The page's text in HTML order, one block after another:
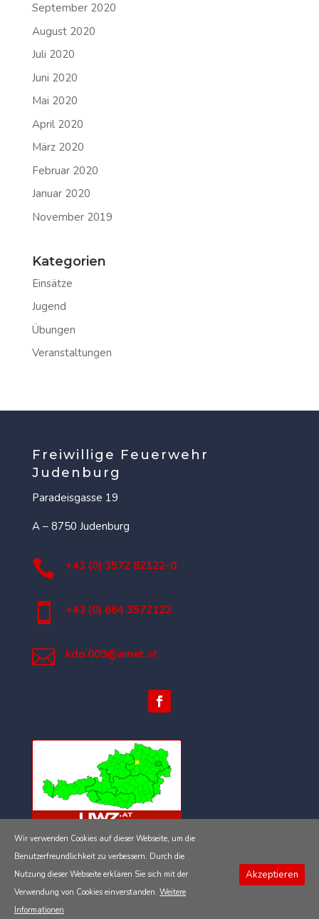
September 2020
August 2020
Juli 2020
Juni 2020
Mai 2020
April 2020
März 2020
Februar 2020
Januar 2020
November 2019
Kategorien
Einsätze
Jugend
Übungen
Veranstaltungen
Freiwillige Feuerwehr
Judenburg
Paradeisgasse 19
A – 8750 Judenburg
 +43 (0) 3572 82122-0
 +43 (0) 664 3572122
 kdo.009@ainet.at
Impressum
Wir verwenden Cookies auf dieser Webseite, um die
Benutzerfreundlichkeit zu verbessern. Durch die
Nutzung dieser Webseite erklären Sie sich mit der
Verwendung von Cookies einverstanden. Weitere
Informationen
Akzeptieren